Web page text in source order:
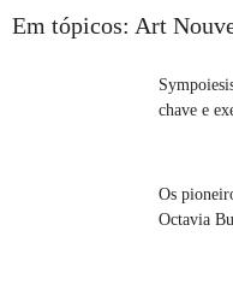
Em tópicos: Art
chave e
Os
Octavia